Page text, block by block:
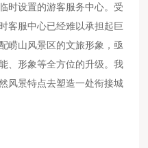
时设置的游客服务中心。受
客服中心已经难以承担起巨
崂山风景区的文旅形象，亟
、形象等全方位的升级。我
风景特点去塑造一处衔接城